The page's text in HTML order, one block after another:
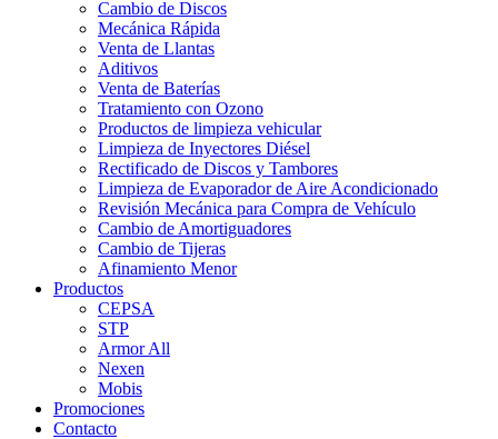
Cambio de Discos
Mecánica Rápida
Venta de Llantas
Aditivos
Venta de Baterías
Tratamiento con Ozono
Productos de limpieza vehicular
Limpieza de Inyectores Diésel
Rectificado de Discos y Tambores
Limpieza de Evaporador de Aire Acondicionado
Revisión Mecánica para Compra de Vehículo
Cambio de Amortiguadores
Cambio de Tijeras
Afinamiento Menor
Productos
CEPSA
STP
Armor All
Nexen
Mobis
Promociones
Contacto